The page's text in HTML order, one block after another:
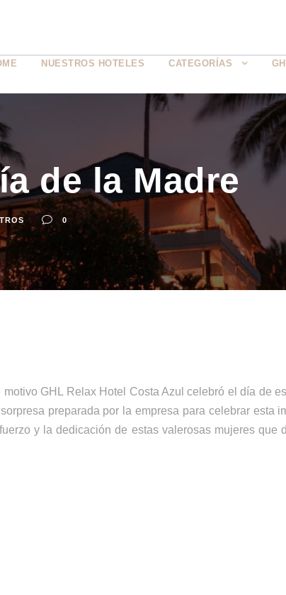
NUESTROS HOTELES CATEGORÍAS
de la Madre
0
GHL Relax Hotel Costa Azul celebró el día de
preparada por la empresa para celebrar esta
y la dedicación de estas valerosas mujeres que